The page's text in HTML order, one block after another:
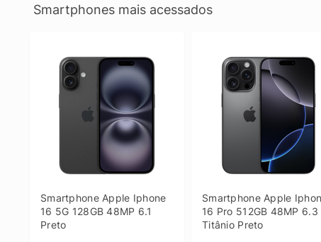
Smartphones mais acessados
Smartphone Apple Iphone
16 5G 128GB 48MP 6.1
Preto
Smartphone Apple
16 Pro 512GB 48MP 6.3
Titânio Preto